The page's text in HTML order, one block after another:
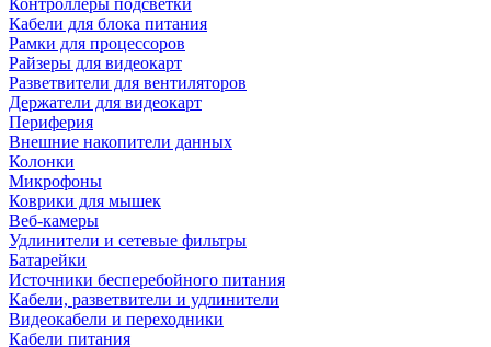
Контроллеры подсветки
Кабели для блока питания
Рамки для процессоров
Райзеры для видеокарт
Разветвители для вентиляторов
Держатели для видеокарт
Периферия
Внешние накопители данных
Колонки
Микрофоны
Коврики для мышек
Веб-камеры
Удлинители и сетевые фильтры
Батарейки
Источники бесперебойного питания
Кабели, разветвители и удлинители
Видеокабели и переходники
Кабели питания